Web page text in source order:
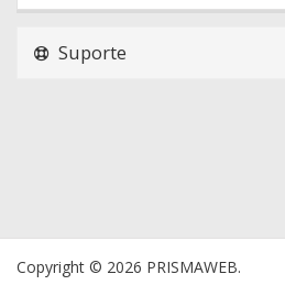
Suporte
Copyright © 2026 PRISMAWEB.